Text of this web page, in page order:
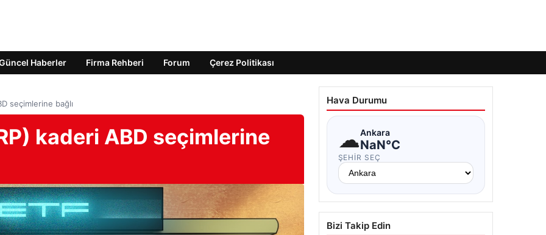
Haberler Firma Rehberi Forum Çerez Politikası
seçimlerine bağlı
kaderi ABD seçimlerine
Hava Durumu
☁Ankara
NaN°C
ŞEHIR SEÇ
Bizi Takip Edin